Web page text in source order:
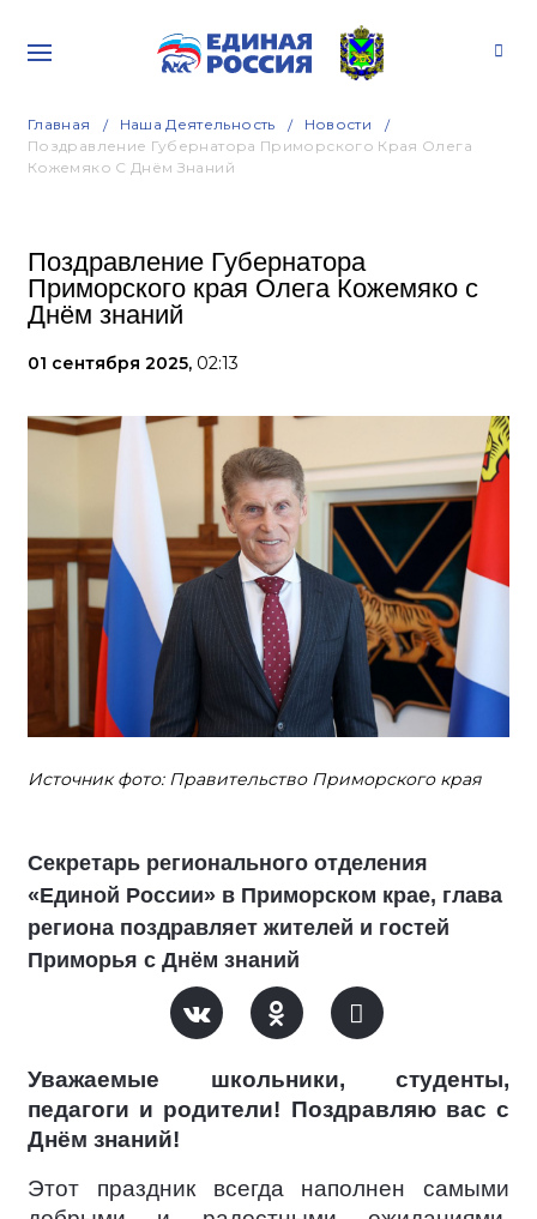
Главная Наша Деятельность
Новости
Поздравление Губернатора Приморского Края Олега
Кожемяко С Днём Знаний
Поздравление Губернатора
Приморского края Олега Кожемяко с
Днём знаний
01 сентября 2025, 02:13
Источник фото: Правительство Приморского края
Секретарь регионального отделения
«Единой России» в Приморском крае, глава
региона поздравляет жителей и гостей
Приморья с Днём знаний
Уважаемые школьники, студенты,
педагоги и родители! Поздравляю вас с
Днём знаний!
Этот праздник всегда наполнен самыми